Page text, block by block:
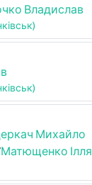
Владислав
Михайло
Матющенко Ілля